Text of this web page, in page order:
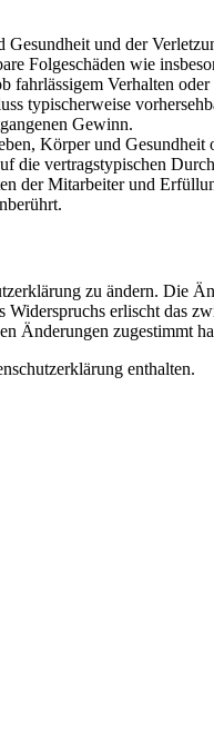
und der
Folgeschäden wie
Verhalten
typischerweise
Gewinn.
Körper und
die vertragstypischen
der Mitarbeiter und
zu ändern. Die
erlischt das
Änderungen zugestimmt
enthalten.